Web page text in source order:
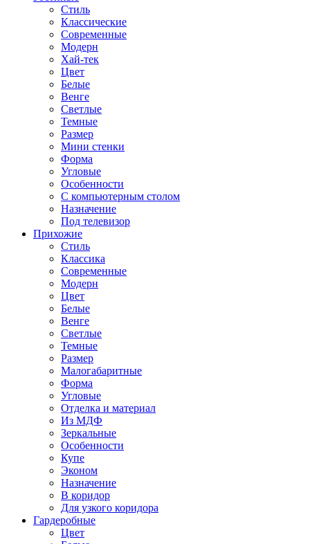
Стиль
Классические
Современные
Модерн
Хай-тек
Цвет
Белые
Венге
Светлые
Темные
Размер
Мини стенки
Форма
Угловые
Особенности
С компьютерным столом
Назначение
Под телевизор
Прихожие
Стиль
Классика
Современные
Модерн
Цвет
Белые
Венге
Светлые
Темные
Размер
Малогабаритные
Форма
Угловые
Отделка и материал
Из МДФ
Зеркальные
Особенности
Купе
Эконом
Назначение
В коридор
Для узкого коридора
Гардеробные
Цвет